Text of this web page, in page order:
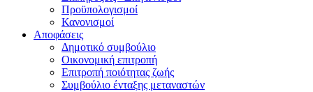
Προϋπολογισμοί
Κανονισμοί
Αποφάσεις
Δημοτικό συμβούλιο
Οικονομική επιτροπή
Επιτροπή ποιότητας ζωής
Συμβούλιο ένταξης μεταναστών